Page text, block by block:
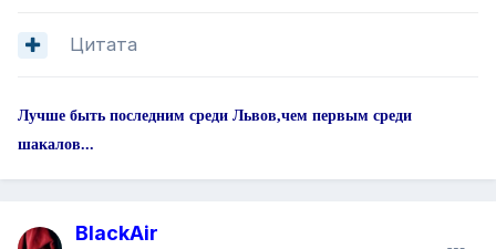
Цитата
Лучше быть последним среди Львов,чем первым среди
шакалов...
BlackAir